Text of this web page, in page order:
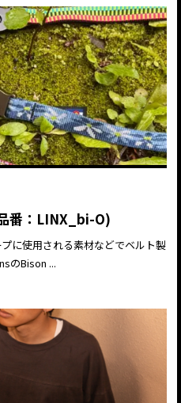
番：LINX_bi-O)
に使用される素材などでベルト製
のBison ...